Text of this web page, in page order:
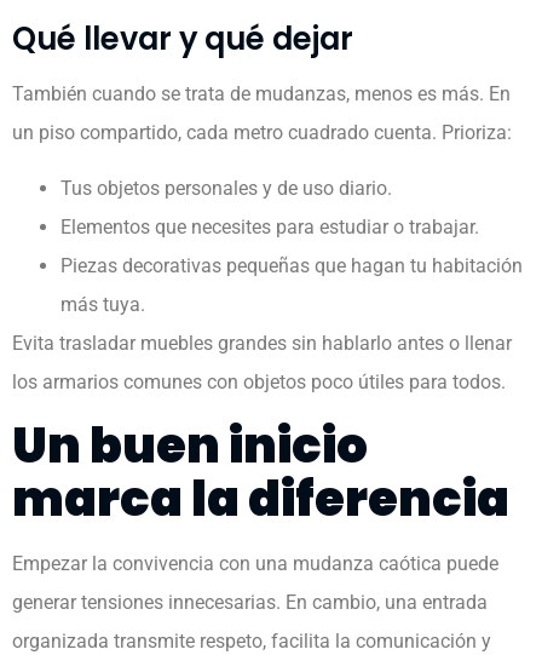
Qué llevar y qué dejar
También cuando se trata de mudanzas, menos es más. En
un piso compartido, cada metro cuadrado cuenta. Prioriza:
Tus objetos personales y de uso diario.
Elementos que necesites para estudiar o trabajar.
Piezas decorativas pequeñas que hagan tu habitación
más tuya.
Evita trasladar muebles grandes sin hablarlo antes o llenar
los armarios comunes con objetos poco útiles para todos.
Un buen inicio
marca la diferencia
Empezar la convivencia con una mudanza caótica puede
generar tensiones innecesarias. En cambio, una entrada
organizada transmite respeto, facilita la comunicación y